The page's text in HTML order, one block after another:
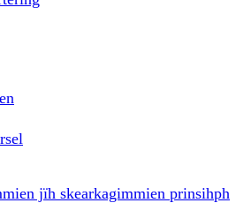
jïh skearkagimmien prinsihph